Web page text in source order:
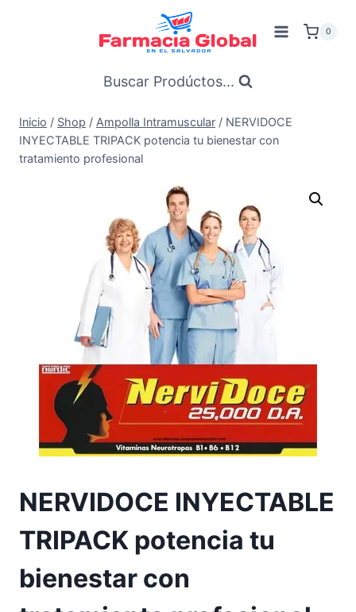
0
Buscar Prodúctos...
Inicio / Shop / Ampolla Intramuscular / NERVIDOCE
INYECTABLE TRIPACK potencia tu bienestar con
tratamiento profesional
NERVIDOCE INYECTABLE
TRIPACK potencia tu
bienestar con